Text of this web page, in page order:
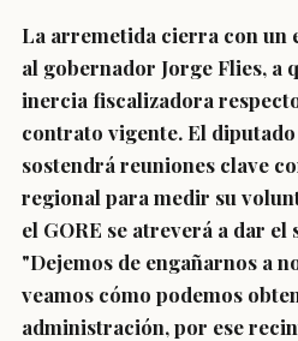
La arremetida cierra con un
al gobernador Jorge Flies, a
inercia fiscalizadora
contrato vigente. El
sostendrá reuniones clave
regional para medir su
el GORE se atreverá a dar
"Dejemos de engañarnos a
veamos cómo podemos
administración, por ese